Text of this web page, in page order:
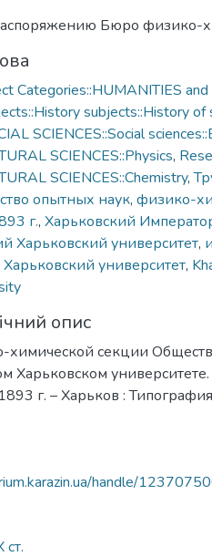
Бюро физико-
Categories::HUMANITIES
subjects::History of
SCIENCES::Social
SCIENCES::Physics,
SCIENCES::Chemistry,
опытных наук, физико-
г., Харьковский
Харьковский университет,
Харьковский университет,
опис
секции
Харьковском университете.
г. – Харьков :
handle/
ст.